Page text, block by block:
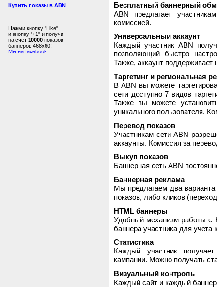
Купить показы в ABN
Нажми кнопку "Like"
и кнопку "+1" и получи
на счет 10000 показов
баннеров 468x60!
Мы на facebook
Бесплатный баннерный
ABN предлагает
комиссией.
Универсальный аккаунт
Каждый участник ABN
позволяющий быстро
Также, аккаунт поддерживает
Таргетинг и региональная
В ABN вы можете
сети доступно 7 видов
Также вы можете
уникального пользователя.
Перевод показов
Участникам сети ABN
аккаунты. Комиссия за
Выкуп показов
Баннерная сеть ABN
Баннерная реклама
Мы предлагаем два
показов, либо кликов
HTML баннеры
Удобный механизм работы с
баннера участника для
Статистика
Каждый участник
кампании. Можно получать
Визуальный контроль
Каждый сайт и каждый